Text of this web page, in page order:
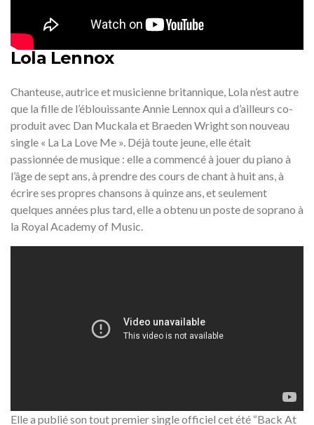
Lola Lennox
Chanteuse, autrice et musicienne britannique, Lola n’est autre
que la fille de l’éblouissante Annie Lennox qui a d’ailleurs co-
produit avec Dan Muckala et Braeden Wright son nouveau
single « La La Love Me ». Déjà toute jeune, elle était
passionnée de musique : elle a commencé à jouer du piano à
l’âge de sept ans, à prendre des cours de chant à huit ans, à
écrire ses propres chansons à quinze ans, et seulement
quelques années plus tard, elle a obtenu un poste de soprano à
la Royal Academy of Music.
Elle a publié son tout premier single officiel cet été “Back At